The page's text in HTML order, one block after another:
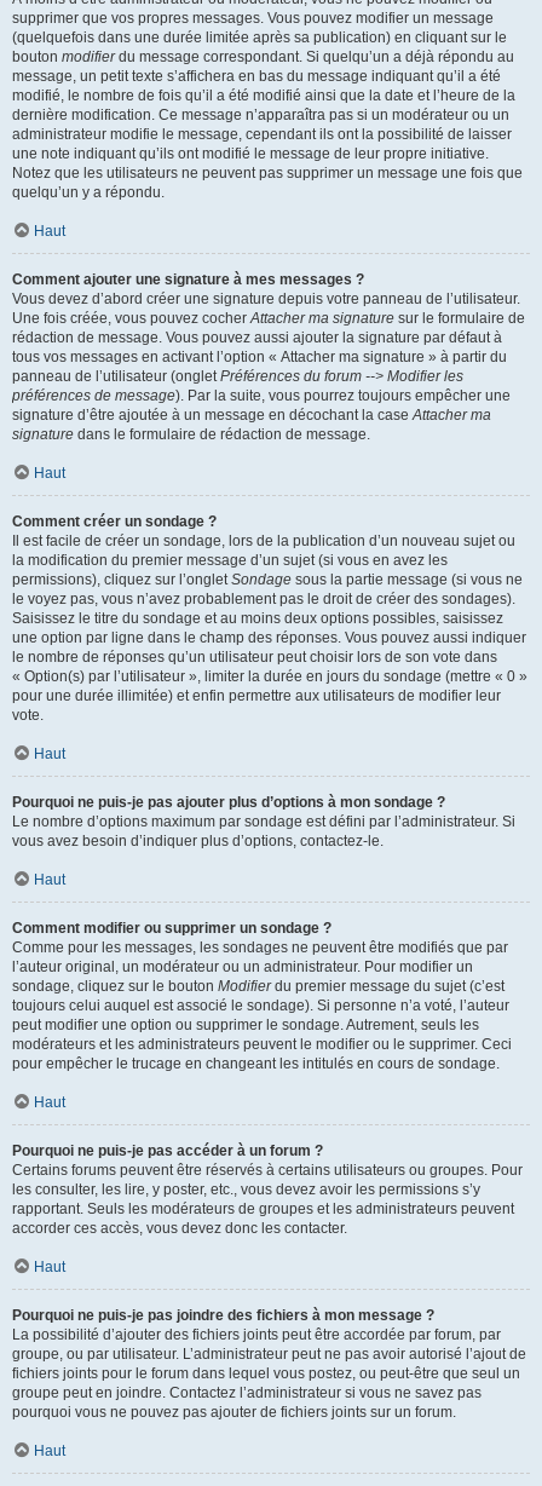
supprimer que vos propres messages. Vous pouvez modifier un message
(quelquefois dans une durée limitée après sa publication) en cliquant sur le
bouton modifierdu message correspondant. Si quelqu’un a déjà répondu au
message, un petit texte s’affichera en bas du message indiquant qu’il a été
modifié, le nombre de fois qu’il a été modifié ainsi que la date et l’heure de la
dernière modification. Ce message n’apparaîtra pas si un modérateur ou un
administrateur modifie le message, cependant ils ont la possibilité de laisser
une note indiquant qu’ils ont modifié le message de leur propre initiative.
Notez que les utilisateurs ne peuvent pas supprimer un message une fois que
quelqu’un y a répondu.
Haut
Comment ajouter une signature à mes messages ?
Vous devez d’abord créer une signature depuis votre panneau de l’utilisateur.
Une fois créée, vous pouvez cocherAttacher ma signature sur le formulaire de
rédaction de message. Vous pouvez aussi ajouter la signature par défaut à
tous vos messages en activant l’option « Attacher ma signature » à partir du
panneau de l’utilisateur (ongletPréférences du forum --> Modifier les
préférences de message). Par la suite, vous pourrez toujours empêcher une
signature d’être ajoutée à un message en décochant la caseAttacher ma
signature dans le formulaire de rédaction de message.
Haut
Comment créer un sondage ?
Il est facile de créer un sondage, lors de la publication d’un nouveau sujet ou
la modification du premier message d’un sujet (si vous en avez les
permissions), cliquez sur l’ongletSondage sous la partie message (si vous ne
le voyez pas, vous n’avez probablement pas le droit de créer des sondages).
Saisissez le titre du sondage et au moins deux options possibles, saisissez
une option par ligne dans le champ des réponses. Vous pouvez aussi indiquer
le nombre de réponses qu’un utilisateur peut choisir lors de son vote dans
« Option(s) par l’utilisateur », limiter la durée en jours du sondage (mettre « 0 »
pour une durée illimitée) et enfin permettre aux utilisateurs de modifier leur
vote.
Haut
Pourquoi ne puis-je pas ajouter plus d’options à mon sondage ?
Le nombre d’options maximum par sondage est défini par l’administrateur. Si
vous avez besoin d’indiquer plus d’options, contactez-le.
Haut
Comment modifier ou supprimer un sondage ?
Comme pour les messages, les sondages ne peuvent être modifiés que par
l’auteur original, un modérateur ou un administrateur. Pour modifier un
sondage, cliquez sur le bouton Modifierdu premier message du sujet (c’est
toujours celui auquel est associé le sondage). Si personne n’a voté, l’auteur
peut modifier une option ou supprimer le sondage. Autrement, seuls les
modérateurs et les administrateurs peuvent le modifier ou le supprimer. Ceci
pour empêcher le trucage en changeant les intitulés en cours de sondage.
Haut
Pourquoi ne puis-je pas accéder à un forum ?
Certains forums peuvent être réservés à certains utilisateurs ou groupes. Pour
les consulter, les lire, y poster, etc., vous devez avoir les permissions s’y
rapportant. Seuls les modérateurs de groupes et les administrateurs peuvent
accorder ces accès, vous devez donc les contacter.
Haut
Pourquoi ne puis-je pas joindre des fichiers à mon message ?
La possibilité d’ajouter des fichiers joints peut être accordée par forum, par
groupe, ou par utilisateur. L’administrateur peut ne pas avoir autorisé l’ajout de
fichiers joints pour le forum dans lequel vous postez, ou peut-être que seul un
groupe peut en joindre. Contactez l’administrateur si vous ne savez pas
pourquoi vous ne pouvez pas ajouter de fichiers joints sur un forum.
Haut